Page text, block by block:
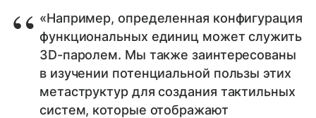
«Например, определенная конфигурация
функциональных единиц может служить
3D-паролем. Мы также заинтересованы
в изучении потенциальной пользы этих
метаструктур для создания тактильных
систем, которые отображают